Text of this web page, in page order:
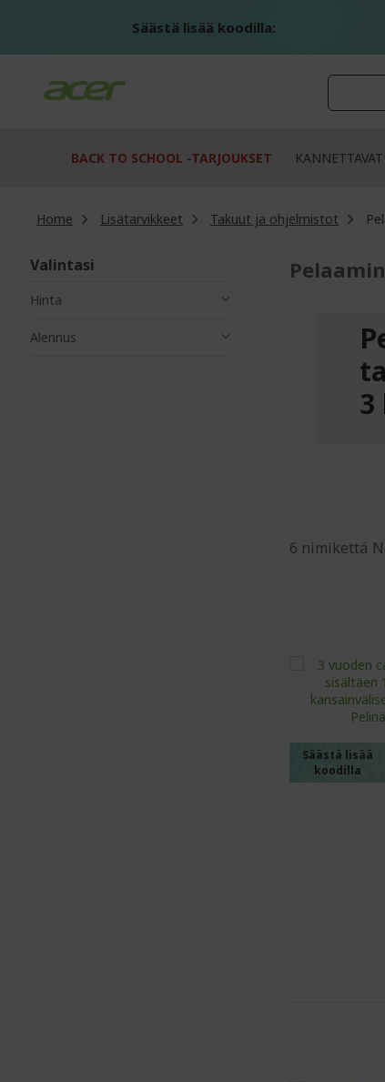
Säästä lisää koodilla:
BACK TO SCHOOL -TARJOUKSET KANNETTAVAT
Home Lisätarvikkeet Takuut ja ohjelmistot
3
6 nimikettä
Säästä lisää
koodilla
Valintasi
Hinta
Alennus